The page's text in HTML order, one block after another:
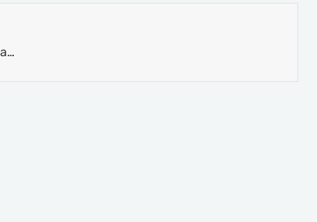
Contrata-se Mamães para cargos de liderança